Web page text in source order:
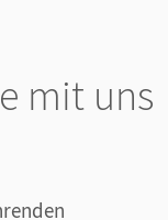
mit uns